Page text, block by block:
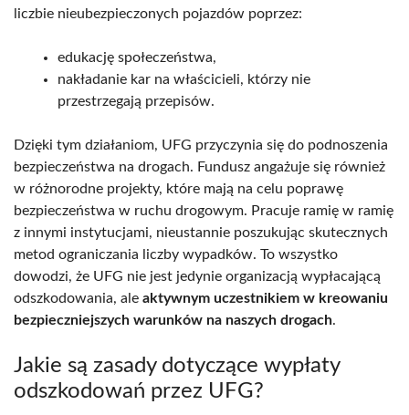
liczbie nieubezpieczonych pojazdów poprzez:
edukację społeczeństwa,
nakładanie kar na właścicieli, którzy nie
przestrzegają przepisów.
Dzięki tym działaniom, UFG przyczynia się do podnoszenia
bezpieczeństwa na drogach. Fundusz angażuje się również
w różnorodne projekty, które mają na celu poprawę
bezpieczeństwa w ruchu drogowym. Pracuje ramię w ramię
z innymi instytucjami, nieustannie poszukując skutecznych
metod ograniczania liczby wypadków. To wszystko
dowodzi, że UFG nie jest jedynie organizacją wypłacającą
odszkodowania, ale aktywnym uczestnikiem w kreowaniu
bezpieczniejszych warunków na naszych drogach.
Jakie są zasady dotyczące wypłaty
odszkodowań przez UFG?